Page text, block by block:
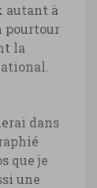
autant à
pourtour
la
dans
que je
une